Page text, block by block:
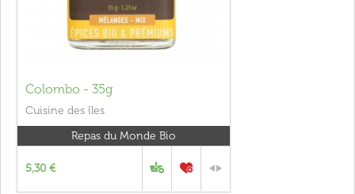
Colombo - 35g
Cuisine des îles
Repas du Monde Bio
5,30 €